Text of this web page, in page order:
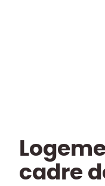
cadre